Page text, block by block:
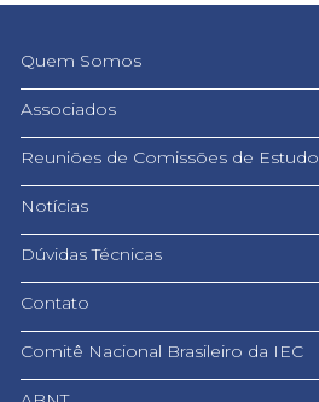
Quem Somos
Associados
Reuniões de Comissões de Estudo
Notícias
Dúvidas Técnicas
Contato
Comitê Nacional Brasileiro da IEC